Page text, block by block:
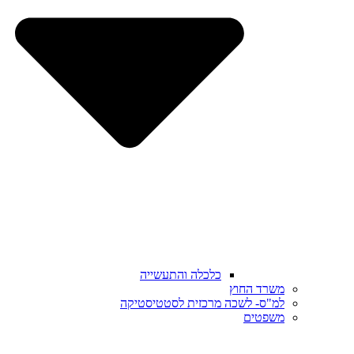
כלכלה והתעשייה
משרד החוץ
למ"ס- לשכה מרכזית לסטטיסטיקה
משפטים